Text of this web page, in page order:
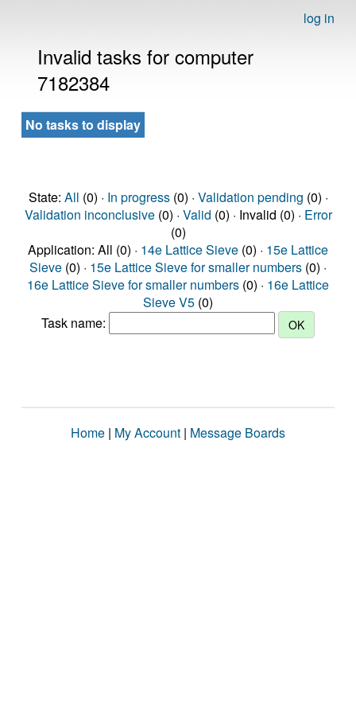
log in
Invalid tasks for computer
7182384
No tasks to display
State: All (0) · In progress(0) · Validation pending (0) ·
Validation inconclusive(0) · Valid (0) · Invalid (0) · Error
(0)
Application: All (0) · 14e Lattice Sieve (0) · 15e Lattice
Sieve (0) · 15e Lattice Sieve for smaller numbers (0) ·
16e Lattice Sieve for smaller numbers (0) · 16e Lattice
Sieve V5 (0)
Task name:
Home | My Account | Message Boards